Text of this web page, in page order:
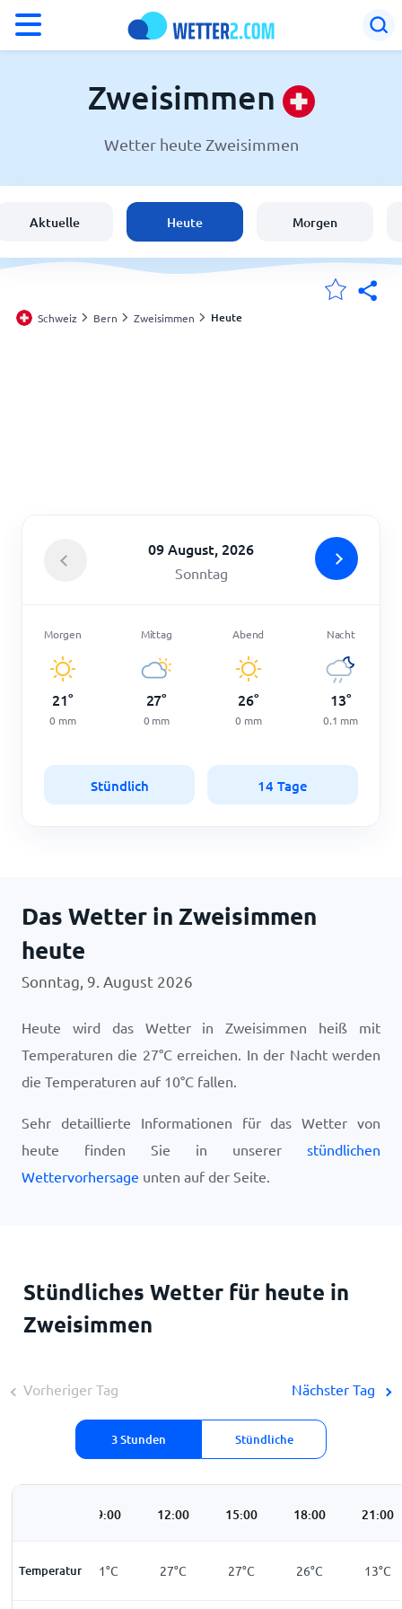
Wetter in Zweisimmen
Deutschland
Österreich
Zweisimmen
Wetter heute Zweisimmen
Aktuelle Heute Morgen
Schweiz Bern Zweisimmen Heute
09 August, 2026
Sonntag
Morgen
21°
0 mm
Mittag
27°
0 mm
Abend
26°
0 mm
Nacht
13°
0.1 mm
Stündlich 14 Tage
Das Wetter in Zweisimmen
heute
Sonntag, 9. August 2026
Heute wird das Wetter in Zweisimmen heiß mit
Temperaturen die 27°Cerreichen. In der Nacht werden
die Temperaturen auf 10°C fallen.
Sehr detaillierte Informationen für das Wetter von
heute finden Sie in unserer stündlichen
Wettervorhersage unten auf der Seite.
Stündliches Wetter für heute in
Zweisimmen
Vorheriger Tag
3 Stunden Stündliche
Nächster Tag
09:00 12:00 15:00 18:00 21:00
Temperatur
10°C 21°C 27°C 27°C 26°C 13°C